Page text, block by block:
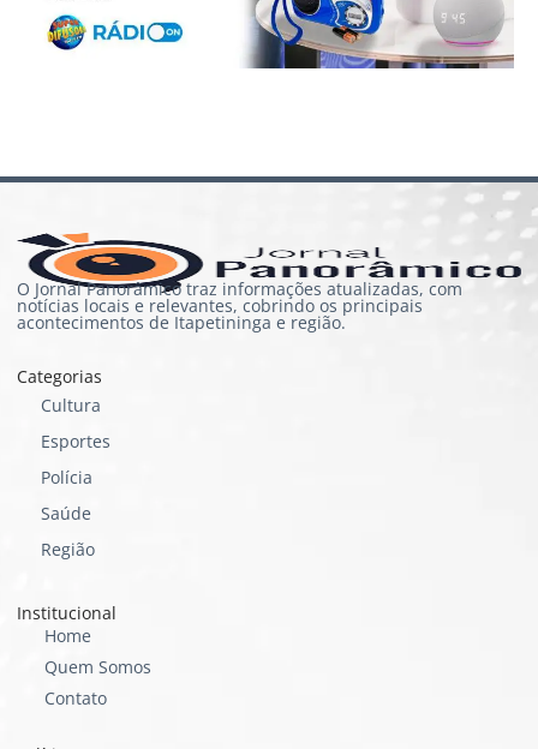
O Jornal Panorâmico traz informações atualizadas, com
notícias locais e relevantes, cobrindo os principais
acontecimentos de Itapetininga e região.
Categorias
Cultura
Esportes
Polícia
Saúde
Região
Institucional
Home
Quem Somos
Contato